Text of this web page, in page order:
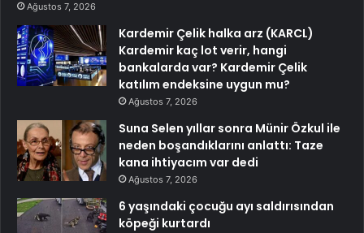
Ağustos 7, 2026
Kardemir Çelik halka arz (KARCL)
Kardemir kaç lot verir, hangi
bankalarda var? Kardemir Çelik
katılım endeksine uygun mu?
Ağustos 7, 2026
Suna Selen yıllar sonra Münir Özkul ile
neden boşandıklarını anlattı: Taze
kana ihtiyacım var dedi
Ağustos 7, 2026
6 yaşındaki çocuğu ayı saldırısından
köpeği kurtardı